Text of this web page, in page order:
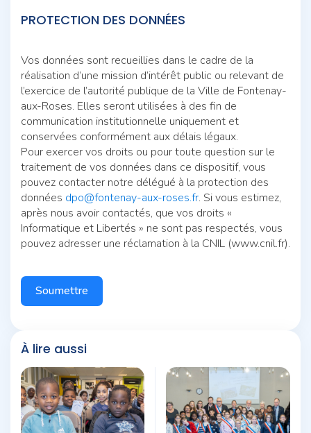
PROTECTION DES DONNÉES
Vos données sont recueillies dans le cadre de la
réalisation d’une mission d’intérêt public ou relevant de
l’exercice de l’autorité publique de la Ville de Fontenay-
aux-Roses. Elles seront utilisées à des fin de
communication institutionnelle uniquement et
conservées conformément aux délais légaux.
Pour exercer vos droits ou pour toute question sur le
traitement de vos données dans ce dispositif, vous
pouvez contacter notre délégué à la protection des
données dpo@fontenay-aux-roses.fr. Si vous estimez,
après nous avoir contactés, que vos droits «
Informatique et Libertés » ne sont pas respectés, vous
pouvez adresser une réclamation à la CNIL (www.cnil.fr).
Soumettre
À lire aussi